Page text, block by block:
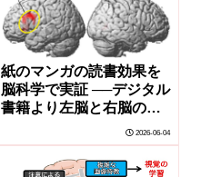
紙のマンガの読書効果を
脳科学で実証 ──デジタル
書籍より左脳と右脳の活
2026-06-04